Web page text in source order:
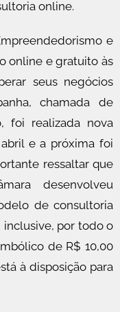
online.
e
online e gratuito às
seus negócios
chamada de
foi realizada nova
e a próxima foi
ressaltar que
desenvolveu
de consultoria
por todo o
de R$ 10,00
à disposição para